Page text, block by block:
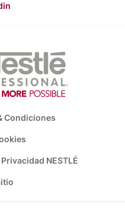
Condiciones
NESTLÉ